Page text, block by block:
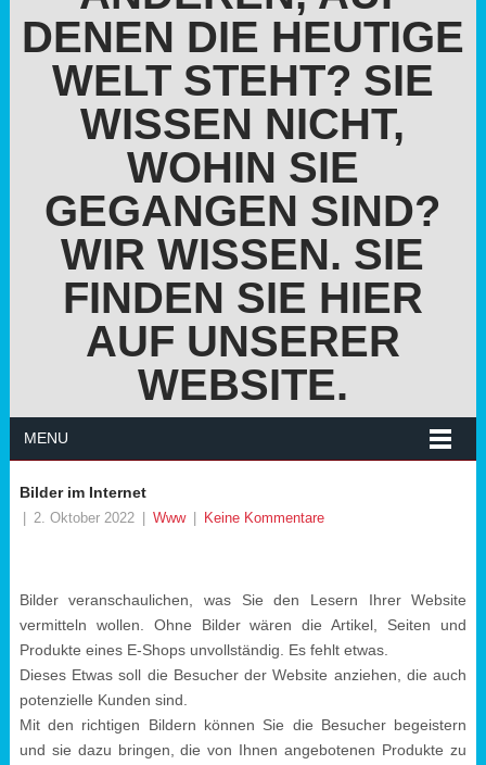
DENEN DIE HEUTIGE
WELT STEHT? SIE
WISSEN NICHT,
WOHIN SIE
GEGANGEN SIND?
WIR WISSEN. SIE
FINDEN SIE HIER
AUF UNSERER
WEBSITE.
MENU
Bilder im Internet
2. Oktober 2022 Www Keine Kommentare
Bilder veranschaulichen, was Sie den Lesern Ihrer Website
vermitteln wollen. Ohne Bilder wären die Artikel, Seiten und
Produkte eines E-Shops unvollständig. Es fehlt etwas.
Dieses Etwas soll die Besucher der Website anziehen, die auch
potenzielle Kunden sind.
Mit den richtigen Bildern können Sie die Besucher begeistern
und sie dazu bringen, die von Ihnen angebotenen Produkte zu